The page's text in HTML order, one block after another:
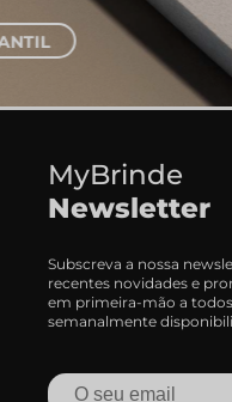
EXPLORAR
MyBrinde
Newsletter
Subscreva a nossa
recentes novidades e
em primeira-mão a
semanalmente